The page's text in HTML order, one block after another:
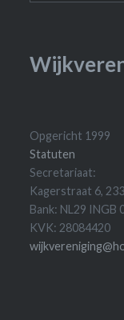
Opgericht 1999
Statuten
Secretariaat:
Kagerstraat 6,
Bank: NL29 INGB
KVK: 28084420